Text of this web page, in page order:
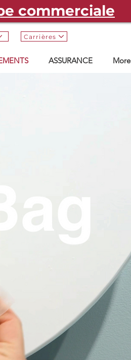
commerciale
Carrières
ASSURANCE More